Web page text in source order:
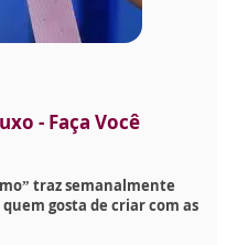
- Faça Você
traz semanalmente
gosta de criar com as